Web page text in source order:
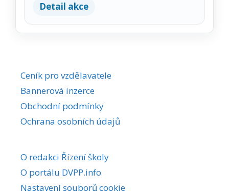
Detail akce
Ceník pro vzdělavatele
Bannerová inzerce
Obchodní podmínky
Ochrana osobních údajů
O redakci Řízení školy
O portálu DVPP.info
Nastavení souborů cookie